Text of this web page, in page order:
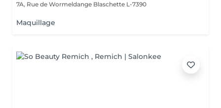
7A, Rue de Wormeldange Blaschette L-7390
Maquillage